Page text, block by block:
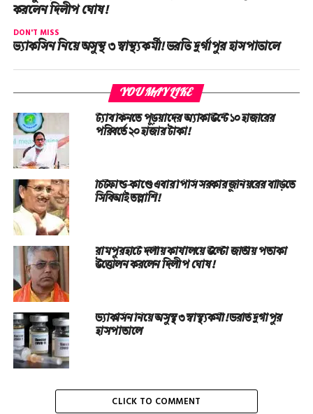
করলেন দিলীপ ঘোষ!
DON'T MISS
ভ্যাকসিন নিয়ে অসুস্থ ৩ স্বাস্থ্যকর্মী! ভরতি দুর্গাপুর হাসপাতালে
YOU MAY LIKE
ট্যাব কিনতে পড়ুয়াদের অ্যাকাউন্টে ১০ হাজারের
পরিবর্তে ২০ হাজার টাকা!
চিটফান্ড-কাণ্ডে এবার পিসি সরকার জুনিয়রের বাড়িতে
সিবিআই তল্লাশি!
রামপুরহাটে দলীয় কার্যালয়ে উল্টো জাতীয় পতাকা
উত্তোলন করলেন দিলীপ ঘোষ!
ভ্যাকসিন নিয়ে অসুস্থ ৩ স্বাস্থ্যকর্মী! ভরতি দুর্গাপুর
হাসপাতালে
CLICK TO COMMENT